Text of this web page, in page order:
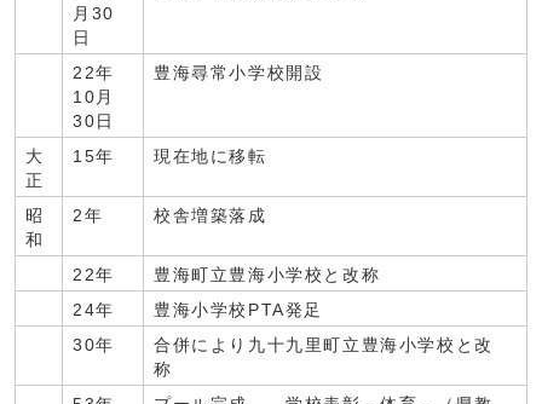
月30
日
22年
10月
30日
豊海尋常小学校開設
大
正
15年 現在地に移転
昭
和
2年 校舎増築落成
22年
豊海町立豊海小学校と改称
24年
豊海小学校PTA発足
30年
合併により九十九里町立豊海小学校と改
称